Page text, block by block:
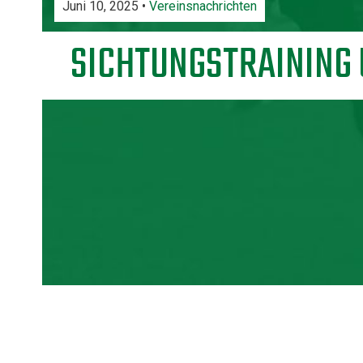
Juni 10, 2025 • Vereinsnachrichten
SICHTUNGSTRAINING